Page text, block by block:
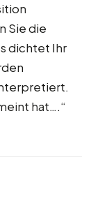
Sie die
dichtet Ihr
hat….“